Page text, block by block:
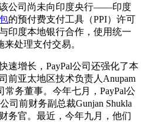
公司尚未向印度央行——印度
的预付费支付工具（PPI）许可
印度本地银行合作，使用统一
处理支付交易。
增长，PayPal公司还强化了本
前亚太地区技术负责人Anupam
常务董事。今年七月，PayPal公
司前财务副总裁Gunjan Shukla
务官。最近，今年九月，他们